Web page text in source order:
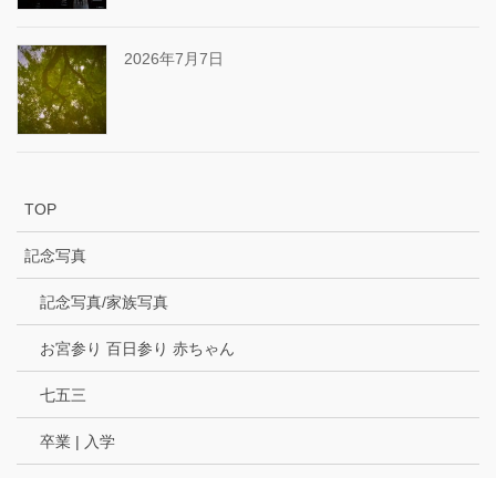
2026年7月7日
TOP
記念写真
記念写真/家族写真
お宮参り 百日参り 赤ちゃん
七五三
卒業 | 入学